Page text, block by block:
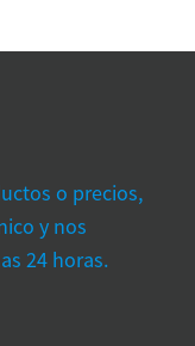
o precios,
y nos
24 horas.